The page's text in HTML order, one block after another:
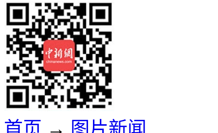
首页 → 图片新闻